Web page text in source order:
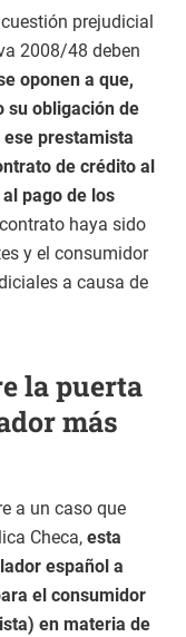
prejudicial
2008/48 deben
oponen a que,
su obligación de
prestamista
de crédito al
pago de los
haya sido
y el consumidor
a causa de
la puerta
más
a un caso que
Checa, esta
español a
el consumidor
en materia de